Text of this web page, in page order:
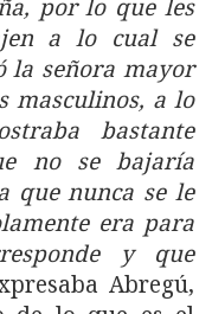
por lo que les
a lo cual se
la señora mayor
masculinos, a lo
bastante
no se bajaría
que nunca se le
era para
y que
Abregú,